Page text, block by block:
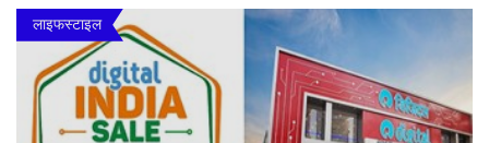
लाइफस्टाइल